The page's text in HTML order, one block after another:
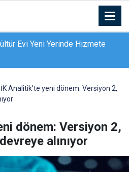
Evi Yeni Yerinde Hizmete
Analitik’te yeni dönem: Versiyon 2,
dönem: Versiyon 2,
alınıyor